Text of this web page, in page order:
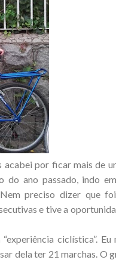
acabei por ficar mais de
do ano passado, indo
preciso dizer que
e tive a
ciclística”. Eu
dela ter 21 marchas. O